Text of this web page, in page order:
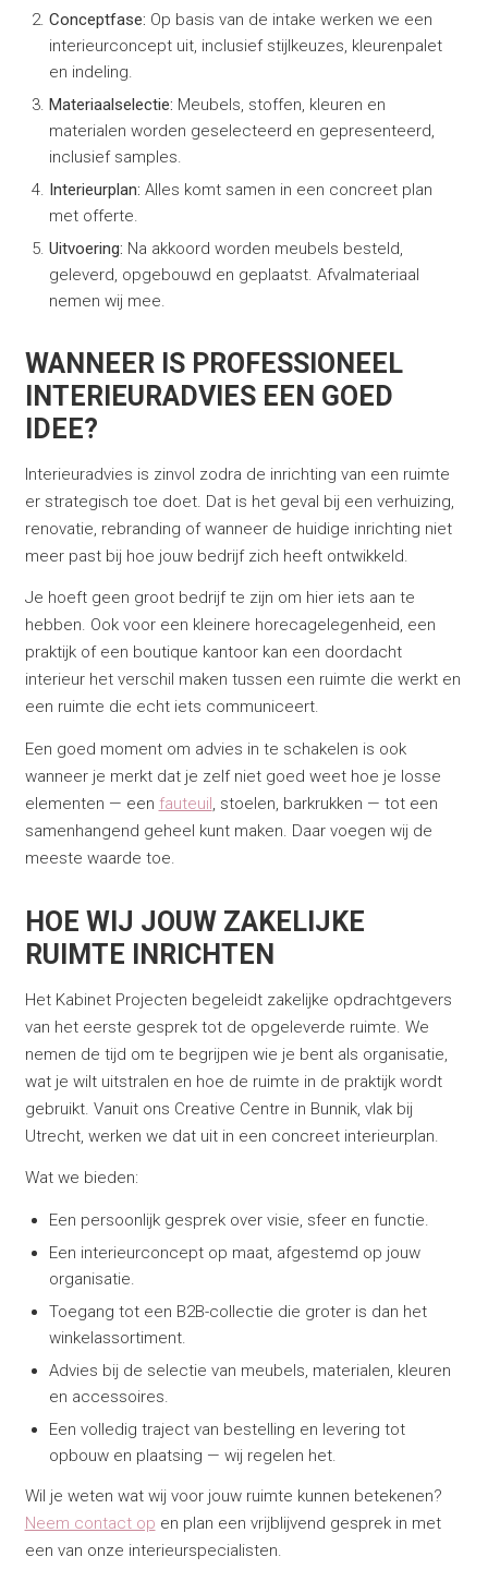
Conceptfase: Op basis van de intake werken we een
interieurconcept uit, inclusief stijlkeuzes, kleurenpalet
en indeling.
Materiaalselectie: Meubels, stoffen, kleuren en
materialen worden geselecteerd en gepresenteerd,
inclusief samples.
Interieurplan: Alles komt samen in een concreet plan
met offerte.
Uitvoering: Na akkoord worden meubels besteld,
geleverd, opgebouwd en geplaatst. Afvalmateriaal
nemen wij mee.
WANNEER IS PROFESSIONEEL
INTERIEURADVIES EEN GOED
IDEE?
Interieuradvies is zinvol zodra de inrichting van een ruimte
er strategisch toe doet. Dat is het geval bij een verhuizing,
renovatie, rebranding of wanneer de huidige inrichting niet
meer past bij hoe jouw bedrijf zich heeft ontwikkeld.
Je hoeft geen groot bedrijf te zijn om hier iets aan te
hebben. Ook voor een kleinere horecagelegenheid, een
praktijk of een boutique kantoor kan een doordacht
interieur het verschil maken tussen een ruimte die werkt en
een ruimte die echt iets communiceert.
Een goed moment om advies in te schakelen is ook
wanneer je merkt dat je zelf niet goed weet hoe je losse
elementen — een fauteuil, stoelen, barkrukken — tot een
samenhangend geheel kunt maken. Daar voegen wij de
meeste waarde toe.
HOE WIJ JOUW ZAKELIJKE
RUIMTE INRICHTEN
Het Kabinet Projecten begeleidt zakelijke opdrachtgevers
van het eerste gesprek tot de opgeleverde ruimte. We
nemen de tijd om te begrijpen wie je bent als organisatie,
wat je wilt uitstralen en hoe de ruimte in de praktijk wordt
gebruikt. Vanuit ons Creative Centre in Bunnik, vlak bij
Utrecht, werken we dat uit in een concreet interieurplan.
Wat we bieden:
Een persoonlijk gesprek over visie, sfeer en functie.
Een interieurconcept op maat, afgestemd op jouw
organisatie.
Toegang tot een B2B-collectie die groter is dan het
winkelassortiment.
Advies bij de selectie van meubels, materialen, kleuren
en accessoires.
Een volledig traject van bestelling en levering tot
opbouw en plaatsing — wij regelen het.
Wil je weten wat wij voor jouw ruimte kunnen betekenen?
Neem contact op en plan een vrijblijvend gesprek in met
een van onze interieurspecialisten.